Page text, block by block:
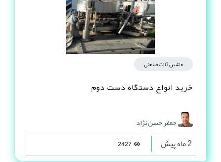
ماشین آلات صنعتی
خرید انواع دستگاه دست دوم
جعفر حسن نژاد
2 ماه پیش